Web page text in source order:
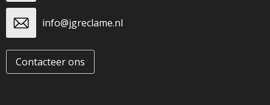
info@jgreclame.nl
Contacteer ons